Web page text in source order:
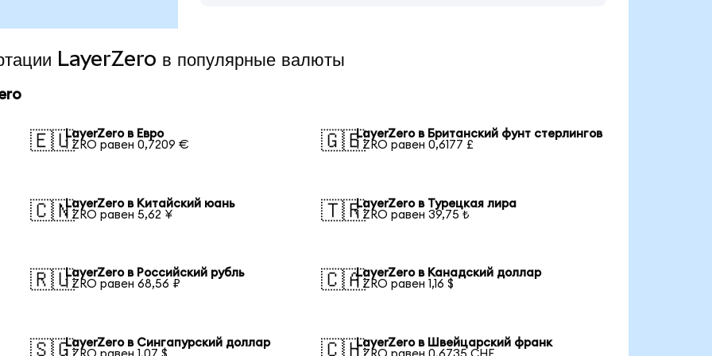
LayerZero в популярные валюты
🇪🇺LayerZero в Евро
1 ZRO равен 0,7209 €
🇬🇧LayerZero в Британский фунт стерлингов
1 ZRO равен 0,6177 £
🇨🇳LayerZero в Китайский юань
1 ZRO равен 5,62 ¥
🇹🇷LayerZero в Турецкая лира
1 ZRO равен 39,75 ₺
🇷🇺LayerZero в Российский рубль
1 ZRO равен 68,56 ₽
🇨🇦LayerZero в Канадский доллар
1 ZRO равен 1,16 $
🇸🇬LayerZero в Сингапурский доллар
🇨🇭LayerZero в Швейцарский франк